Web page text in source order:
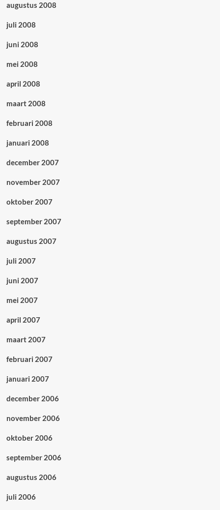
augustus 2008
juli 2008
juni 2008
mei 2008
april 2008
maart 2008
februari 2008
januari 2008
december 2007
november 2007
oktober 2007
september 2007
augustus 2007
juli 2007
juni 2007
mei 2007
april 2007
maart 2007
februari 2007
januari 2007
december 2006
november 2006
oktober 2006
september 2006
augustus 2006
juli 2006